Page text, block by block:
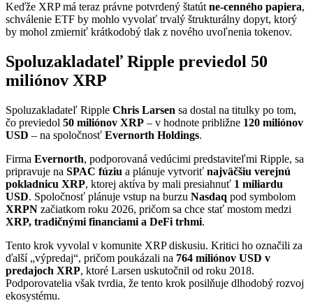
Keďže XRP má teraz právne potvrdený štatút ne-cenného papiera,
schválenie ETF by mohlo vyvolať trvalý štrukturálny dopyt, ktorý
by mohol zmierniť krátkodobý tlak z nového uvoľnenia tokenov.
Spoluzakladateľ Ripple previedol 50
miliónov XRP
Spoluzakladateľ Ripple Chris Larsen sa dostal na titulky po tom,
čo previedol 50 miliónov XRP – v hodnote približne 120 miliónov
USD – na spoločnosť Evernorth Holdings.
Firma Evernorth, podporovaná vedúcimi predstaviteľmi Ripple, sa
pripravuje na SPAC fúziu a plánuje vytvoriť najväčšiu verejnú
pokladnicu XRP, ktorej aktíva by mali presiahnuť 1 miliardu
USD. Spoločnosť plánuje vstup na burzu Nasdaq pod symbolom
XRPN začiatkom roku 2026, pričom sa chce stať mostom medzi
XRP, tradičnými financiami a DeFi trhmi.
Tento krok vyvolal v komunite XRP diskusiu. Kritici ho označili za
ďalší „výpredaj“, pričom poukázali na 764 miliónov USD v
predajoch XRP, ktoré Larsen uskutočnil od roku 2018.
Podporovatelia však tvrdia, že tento krok posilňuje dlhodobý rozvoj
ekosystému.